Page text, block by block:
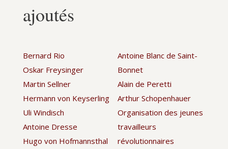
ajoutés
Bernard Rio
Oskar Freysinger
Martin Sellner
Hermann von Keyserling
Uli Windisch
Antoine Dresse
Hugo von Hofmannsthal
Antoine Blanc de Saint-
Bonnet
Alain de Peretti
Arthur Schopenhauer
Organisation des jeunes
travailleurs
révolutionnaires